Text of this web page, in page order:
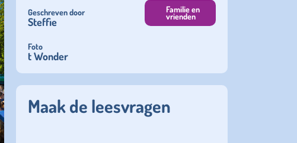
Geschreven door
Steffie
Foto
t Wonder
Familie en
vrienden
Maak de leesvragen